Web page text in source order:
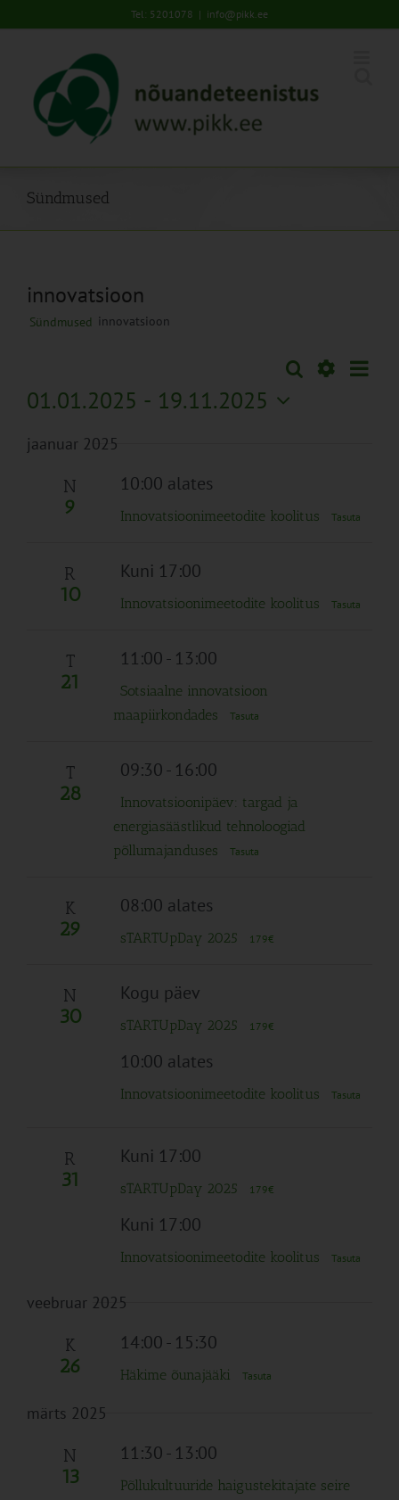
to
Tel: 5201078 | info@pikk.ee
Sündmused
innovatsioon
Sündmused innovatsioon
Sündmused
Search
Otsi
01.01.2025 - 19.11.2025
kuupäev.
jaanuar 2025
N
9
10:00 alates
Innovatsioonimeetodite koolitus Tasuta
R
10
Kuni 17:00
Innovatsioonimeetodite koolitus Tasuta
T
21
11:00- 13:00
Sotsiaalne innovatsioon
maapiirkondades
Tasuta
T
28
09:30- 16:00
Innovatsioonipäev: targad ja
energiasäästlikud tehnoloogiad
põllumajanduses
Tasuta
K
29
08:00 alates
sTARTUpDay 2025 179€
N
30
Kogu päev
sTARTUpDay 2025 179€
10:00 alates
Innovatsioonimeetodite koolitus Tasuta
R
31
Kuni 17:00
sTARTUpDay 2025 179€
Kuni 17:00
Innovatsioonimeetodite koolitus Tasuta
veebruar 2025
K
26
14:00- 15:30
Häkime õunajääki Tasuta
märts 2025
N
13
11:30- 13:00
Põllukultuuride haigustekitajate seire